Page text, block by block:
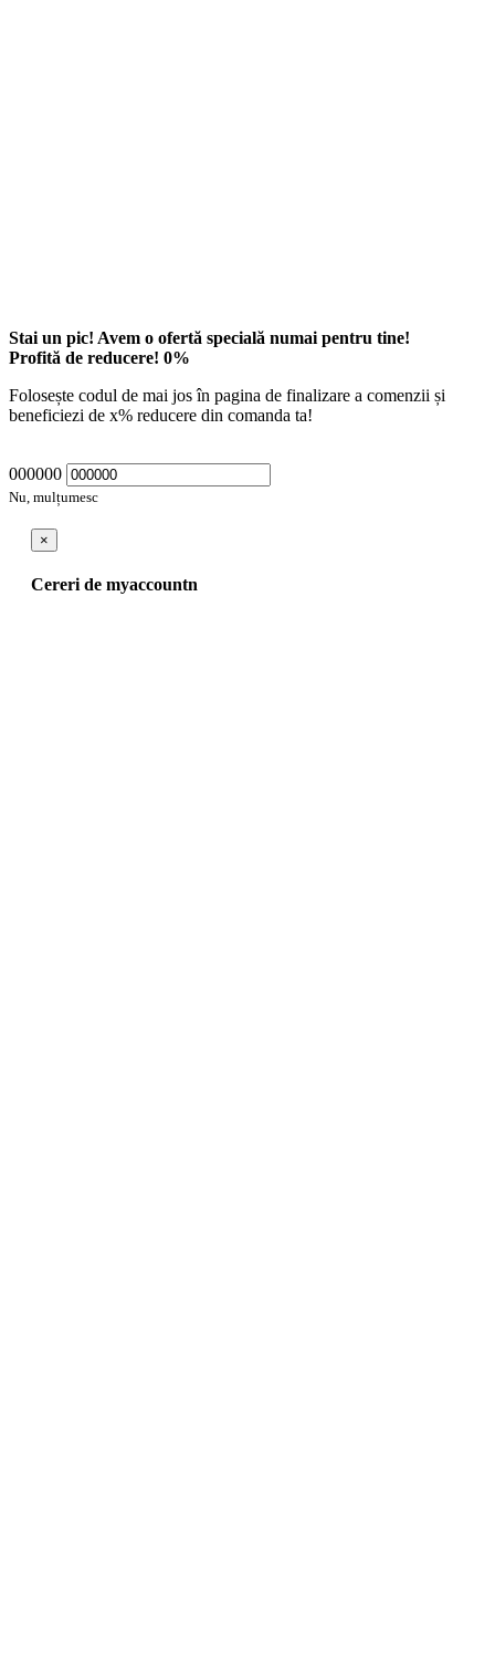
Stai un pic! Avem o ofertă specială numai pentru tine!
Profită de reducere! 0%
Folosește codul de mai jos în pagina de finalizare a comenzii și
beneficiezi de x% reducere din comanda ta!
000000
Nu, mulțumesc
×
Cereri de myaccountn